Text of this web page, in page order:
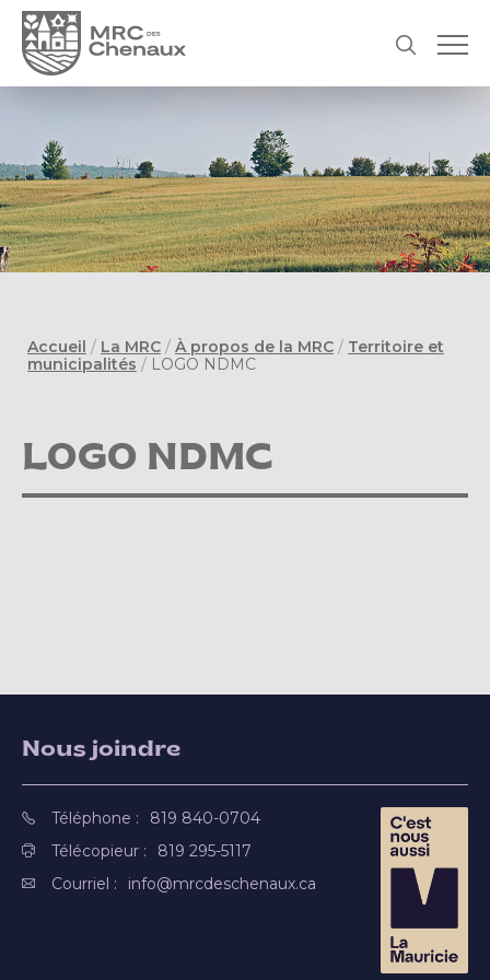
Accueil / La MRC / À propos de la MRC / Territoire et
municipalités / LOGO NDMC
LOGO NDMC
Nous joindre
Téléphone :
819 840-0704
Télécopieur :
819 295-5117
Courriel :
info@mrcdeschenaux.ca